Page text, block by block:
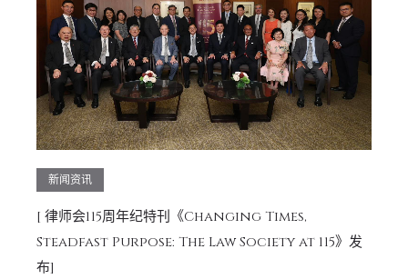
新闻资讯
[ 律师会115周年纪特刊《Changing Times,
Steadfast Purpose: The Law Society at 115》发
布]